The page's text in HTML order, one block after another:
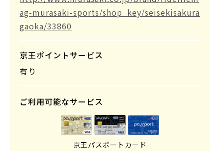
ag-murasaki-sports/shop_key/seisekisakura
gaoka/33860
京王ポイントサービス
有り
ご利用可能なサービス
京王パスポートカード